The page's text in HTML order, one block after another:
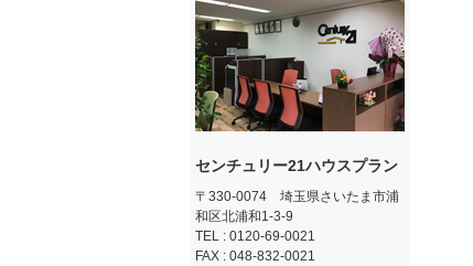
センチュリー21ハウスプラン
〒330-0074 埼玉県さいたま市浦
和区北浦和1-3-9
TEL : 0120-69-0021
FAX : 048-832-0021